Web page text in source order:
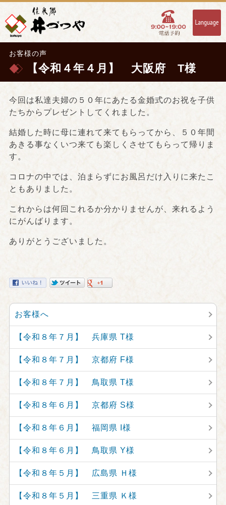
お客様の声
【令和４年４月】 大阪府 T様
今回は私達夫婦の５０年にあたる金婚式のお祝を子供
たちからプレゼントしてくれました。
結婚した時に母に連れて来てもらってから、５０年間
あきる事なくいつ来ても楽しくさせてもらって帰りま
す。
コロナの中では、泊まらずにお風呂だけ入りに来たこ
ともありました。
これからは何回これるか分かりませんが、来れるよう
にがんばります。
ありがとうございました。
お客様へ
【令和８年７月】 兵庫県 T様
【令和８年７月】 京都府 F様
【令和８年７月】 鳥取県 T様
【令和８年６月】 京都府 S様
【令和８年６月】 福岡県 I様
【令和８年６月】 鳥取県 Y様
【令和８年５月】 広島県 Ｈ様
【令和８年５月】 三重県 Ｋ様